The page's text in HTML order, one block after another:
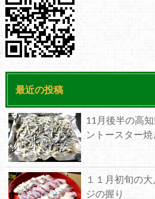
最近の投稿
11月後半の高
ントースター焼
１１月初旬の
ジの握り